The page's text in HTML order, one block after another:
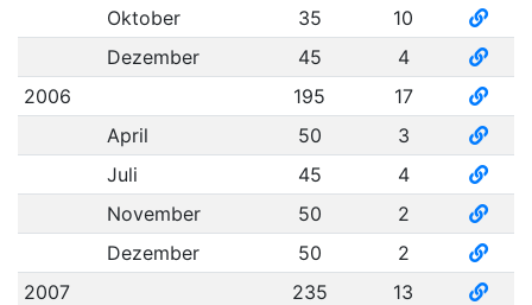
Oktober
35
10
Dezember
45
4
2006
195
17
April
50
3
Juli
45
4
November
50
2
Dezember
50
2
2007
235
13